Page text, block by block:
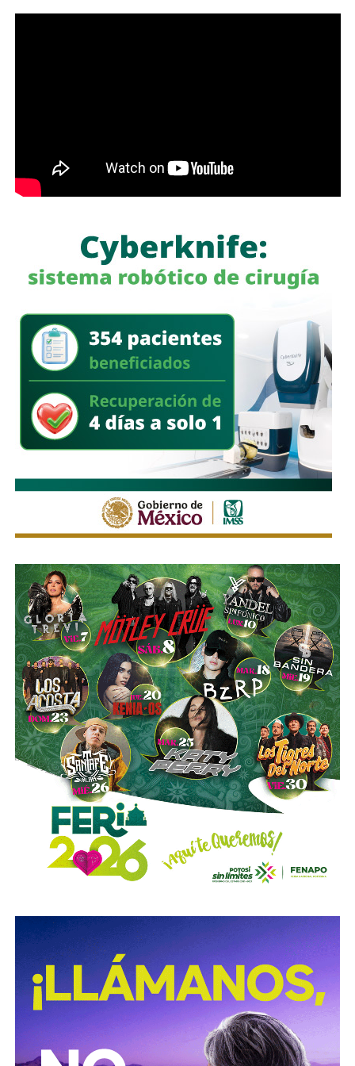
La organización hizo un llamado a las partes involucradas
para que
Entre las medidas urgentes, Unicefpidió garantizar el
acceso de los menores aservicios de salud, educación,
seguro, rápido y sin restricciones de ayuda humanitaria a
Franja de Gaza.
También lee:
FBI amplía cooperación con China y Rusia
contra redes criminales